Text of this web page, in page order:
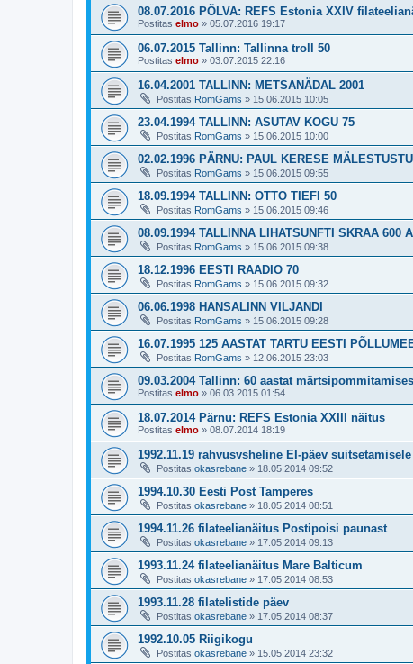
08.07.2016 PÕLVA: REFS Estonia XXIV
Postitas elmo » 05.07.2016 19:17
06.07.2015 Tallinn: Tallinna troll 50
Postitas elmo » 03.07.2015 22:16
16.04.2001 TALLINN: METSANÄDAL 2001
Postitas RomGams » 15.06.2015 10:05
23.04.1994 TALLINN: ASUTAV KOGU 75
Postitas RomGams » 15.06.2015 10:00
02.02.1996 PÄRNU: PAUL KERESE
Postitas RomGams » 15.06.2015 09:55
18.09.1994 TALLINN: OTTO TIEFI 50
Postitas RomGams » 15.06.2015 09:46
08.09.1994 TALLINNA LIHATSUNFTI SKRAA 600
Postitas RomGams » 15.06.2015 09:38
18.12.1996 EESTI RAADIO 70
Postitas RomGams » 15.06.2015 09:32
06.06.1998 HANSALINN VILJANDI
Postitas RomGams » 15.06.2015 09:28
16.07.1995 125 AASTAT TARTU EESTI
Postitas RomGams » 12.06.2015 23:03
09.03.2004 Tallinn: 60 aastat
Postitas elmo » 06.03.2015 01:54
18.07.2014 Pärnu: REFS Estonia XXIII näitus
Postitas elmo » 08.07.2014 18:19
1992.11.19 rahvusvsheline EI-päev suitsetamisele
Postitas okasrebane » 18.05.2014 09:52
1994.10.30 Eesti Post Tamperes
Postitas okasrebane » 18.05.2014 08:51
1994.11.26 filateelianäitus Postipoisi paunast
Postitas okasrebane » 17.05.2014 09:13
1993.11.24 filateelianäitus Mare Balticum
Postitas okasrebane » 17.05.2014 08:53
1993.11.28 filatelistide päev
Postitas okasrebane » 17.05.2014 08:37
1992.10.05 Riigikogu
Postitas okasrebane » 15.05.2014 23:32